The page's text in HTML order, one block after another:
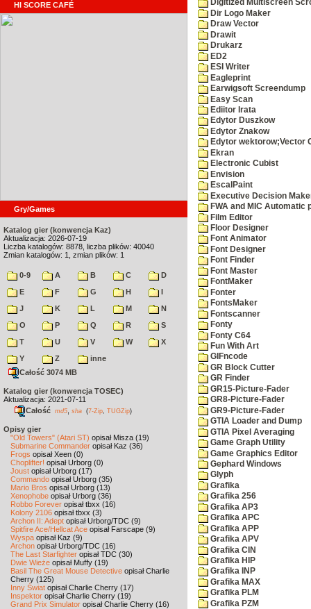
HI SCORE CAFÉ
Gry/Games
Katalog gier (konwencja Kaz)
Aktualizacja: 2026-07-19
Liczba katalogów: 8878, liczba plików: 40040
Zmian katalogów: 1, zmian plików: 1
0-9 A B C
D
E
F G H
I
J
K L M
N
O
P Q R
S
T
U V W
X
Y
Z
inne
Całość 3074 MB
Katalog gier (konwencja TOSEC)
Aktualizacja: 2021-07-11
Całość md5 sha (7-Zip TUGZip)
Opisy gier
"Old Towers" (Atari ST) opisał Misza (19)
Submarine Commander opisał Kaz (36)
Frogs opisał Xeen (0)
Choplifter! opisał Urborg (0)
Joust opisał Urborg (17)
Commando opisał Urborg (35)
Mario Bros opisał Urborg (13)
Xenophobe opisał Urborg (36)
Robbo Forever opisał tbxx (16)
Kolony 2106 opisał tbxx (3)
Archon II: Adept opisał Urborg/TDC (9)
Spitfire Ace/Hellcat Ace opisał Farscape (9)
Wyspa opisał Kaz (9)
Archon opisał Urborg/TDC (16)
The Last Starfighter opisał TDC (30)
Dwie Wieże opisał Muffy (19)
Basil The Great Mouse Detective opisał Charlie
Cherry (125)
Inny Świat opisał Charlie Cherry (17)
Inspektor opisał Charlie Cherry (19)
Grand Prix Simulator opisał Charlie Cherry (16)
Digitized Multiscreen
Dir Logo Maker
Draw Vector
Drawit
Drukarz
ED2
ESI Writer
Eagleprint
Earwigsoft Screendump
Easy Scan
Ediitor Irata
Edytor Duszkow
Edytor Znakow
Edytor wektorow;Vector
Ekran
Electronic Cubist
Envision
EscalPaint
Executive Decision
FWA and MIC
Film Editor
Floor Designer
Font Animator
Font Designer
Font Finder
Font Master
FontMaker
Fonter
FontsMaker
Fontscanner
Fonty
Fonty C64
Fun With Art
GIFncode
GR Block Cutter
GR Finder
GR15-Picture-Fader
GR8-Picture-Fader
GR9-Picture-Fader
GTIA Loader and Dump
GTIA Pixel Averaging
Game Graph Utility
Game Graphics Editor
Gephard Windows
Glyph
Grafika
Grafika 256
Grafika AP3
Grafika APC
Grafika APP
Grafika APV
Grafika CIN
Grafika HIP
Grafika INP
Grafika MAX
Grafika PLM
Grafika PZM